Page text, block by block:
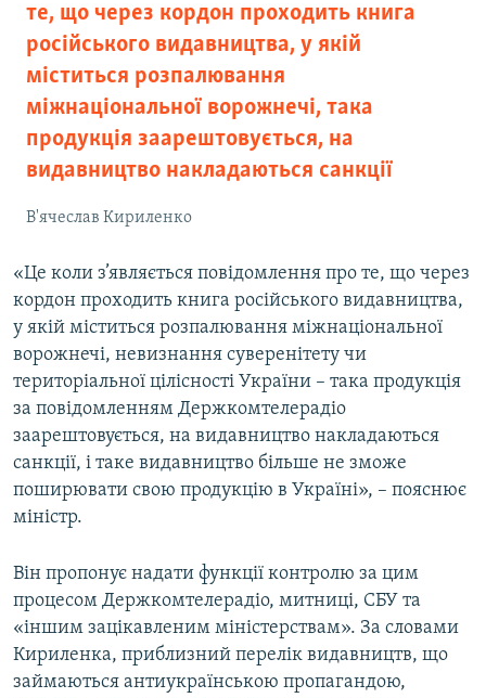
те, що через кордон проходить книга
російського видавництва, у якій
міститься розпалювання
міжнаціональної ворожнечі, така
продукція заарештовується, на
видавництво накладаються санкції
В'ячеслав Кириленко
«Це коли з’являється повідомлення про те, що через
кордон проходить книга російського видавництва,
у якій міститься розпалювання міжнаціональної
ворожнечі, невизнання суверенітету чи
територіальної цілісності України – така продукція
за повідомленням Держкомтелерадіо
заарештовується, на видавництво накладаються
санкції, і таке видавництво більше не зможе
поширювати свою продукцію в Україні», – пояснює
міністр.
Він пропонує надати функції контролю за цим
процесом Держкомтелерадіо, митниці, СБУ та
«іншим зацікавленим міністерствам». За словами
Кириленка, приблизний перелік видавництв, що
займаються антиукраїнською пропагандою,